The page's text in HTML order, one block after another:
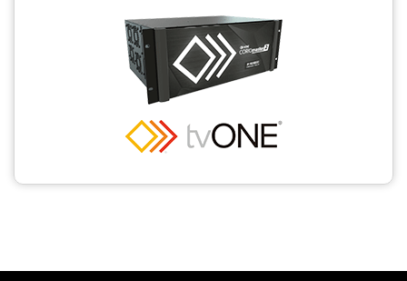
Photo Printers